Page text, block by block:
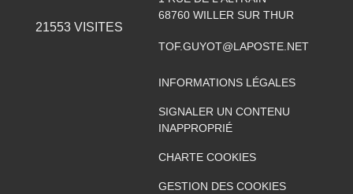
21553VISITES
68760 WILLER SUR THUR
TOF.GUYOT@LAPOSTE.NET
INFORMATIONS LÉGALES
SIGNALER UN CONTENU
INAPPROPRIÉ
CHARTE COOKIES
GESTION DES COOKIES